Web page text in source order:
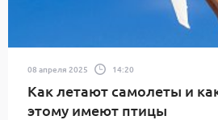
08 апреля 2025 14:20
Как летают самолеты и
этому имеют птицы